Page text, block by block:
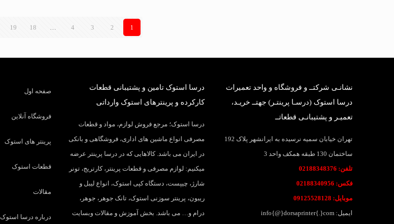
1
2
3
4
…
18
19
نشانـی شرکتــ و فروشگاه و واحد تعمیرات
درسا استوک (درسـا پرینتـر) جهتــ خریـد،
تعمیـر و پشتیبانـی قطعاتــ
تهران خیابان سمیه نرسیده به ایرانشهر پلاک 192
ساختمان 130 طبقه همکف واحد 3
تلفن: 02188348376
فکس: 02188340956
موبایل: 09125528128
ایمیل: info{@}dorsaprinter{.}com
درسا استوک تامین و پشتیبانی قطعات
کارکرده و پرینترهای استوک وارداتی
درسا استوک؛ مرجع فروش لوازم، مواد و قطعات
مصرفی انواع ماشین های اداری، فروشگاهی و بانکی
در ایران می باشد. کالاهایی که در درسا پرینتر عرضه
میکنیم: لوازم مصرفی و قطعات پرینتر، کارتریج، تونر
شارژ، چیپست، دستگاه کپی استوک، انواع لیبل و
ریبون، پرینتر سوزنی استوک، تانک جوهر، جوهر،
درام و… می باشد. بخش آموزش و مقالات وبسایت
صفحه اول
فروشگاه آنلاین
پرینتر های استوک
قطعات استوک
مقالات
درباره درسا استوک